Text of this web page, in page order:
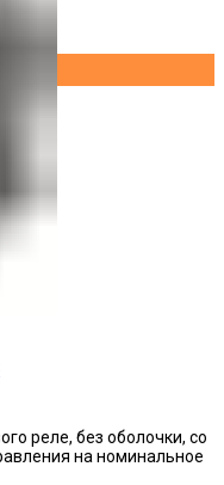
реле, без оболочки, со
на номинальное